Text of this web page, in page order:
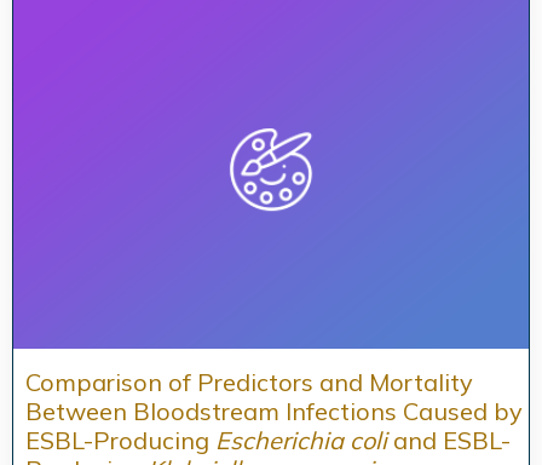
Comparison of Predictors and Mortality
Between Bloodstream Infections Caused by
ESBL-Producing Escherichia coliand ESBL-